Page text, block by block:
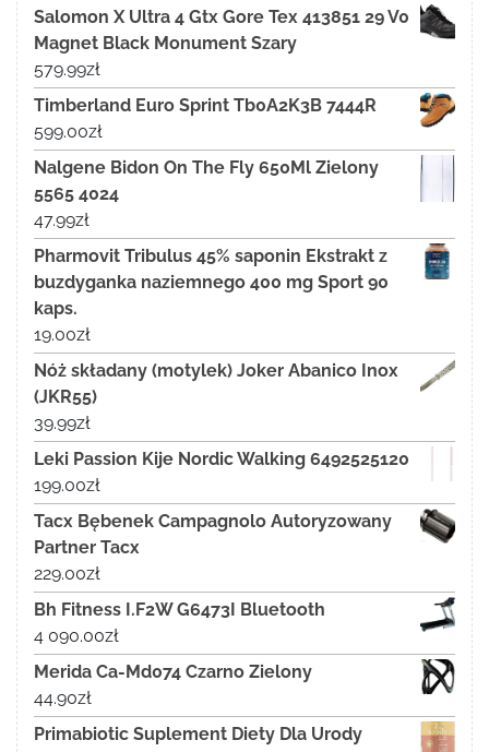
Salomon X Ultra 4 Gtx Gore Tex 413851 29 V0
Magnet Black Monument Szary
579.99zł
Timberland Euro Sprint Tb0A2K3B 7444R
599.00zł
Nalgene Bidon On The Fly 650Ml Zielony
5565 4024
47.99zł
Pharmovit Tribulus 45% saponin Ekstrakt z
buzdyganka naziemnego 400 mg Sport 90
kaps.
19.00zł
Nóż składany (motylek) Joker Abanico Inox
(JKR55)
39.99zł
Leki Passion Kije Nordic Walking 6492525120
199.00zł
Tacx Bębenek Campagnolo Autoryzowany
Partner Tacx
229.00zł
Bh Fitness I.F2W G6473I Bluetooth
4 090.00zł
Merida Ca-Md074 Czarno Zielony
44.90zł
Primabiotic Suplement Diety Dla Urody